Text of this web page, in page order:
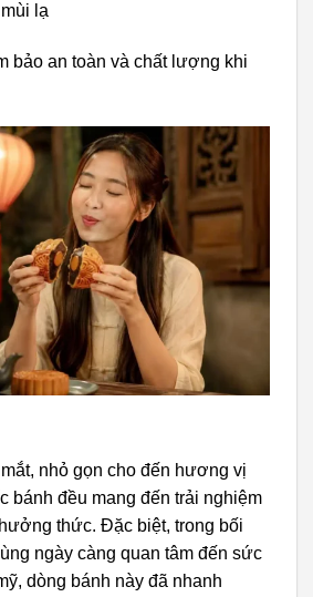
lạ
bảo an toàn và chất lượng khi
nhỏ gọn cho đến hương vị
bánh đều mang đến trải nghiệm
thức. Đặc biệt, trong bối
ngày càng quan tâm đến sức
dòng bánh này đã nhanh